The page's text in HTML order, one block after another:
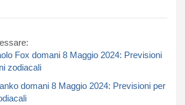
Fox domani 8 Maggio 2024: Previsioni
zodiacali​​​​​
domani 8 Maggio 2024: Previsioni per